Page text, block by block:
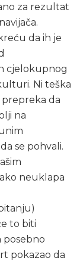
za rezultat
da ih je
cjelokupnog
Ni teška
prepreka da
na
se pohvali.
neuklapa
to biti
posebno
pokazao da